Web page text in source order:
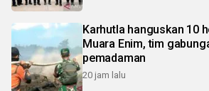
Karhutla hanguskan 10
Muara Enim, tim
pemadaman
20 jam lalu